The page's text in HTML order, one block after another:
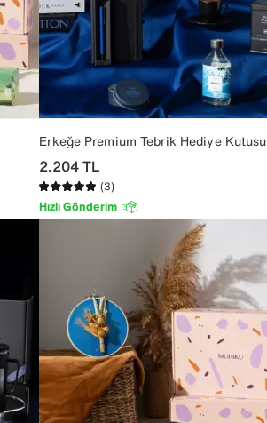
Erkeğe Premium Tebrik Hediye Kutusu
2.204TL
(3)
Hızlı Gönderim